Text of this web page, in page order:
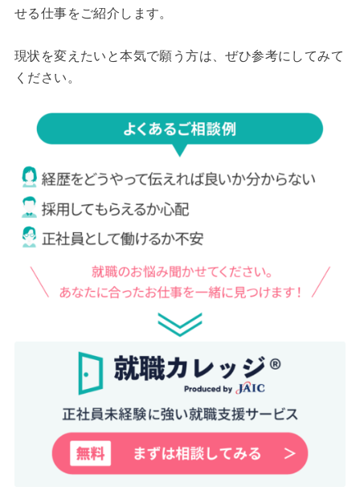
せる仕事をご紹介します。
現状を変えたいと本気で願う方は、ぜひ参考にしてみて
ください。